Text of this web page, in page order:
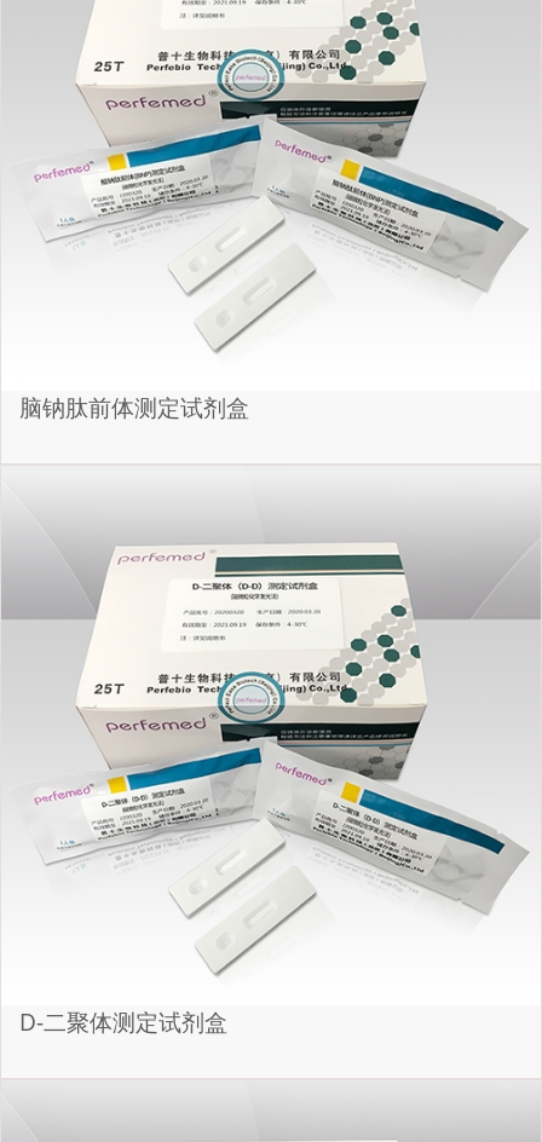
脑钠肽前体测定试剂盒
D-二聚体测定试剂盒